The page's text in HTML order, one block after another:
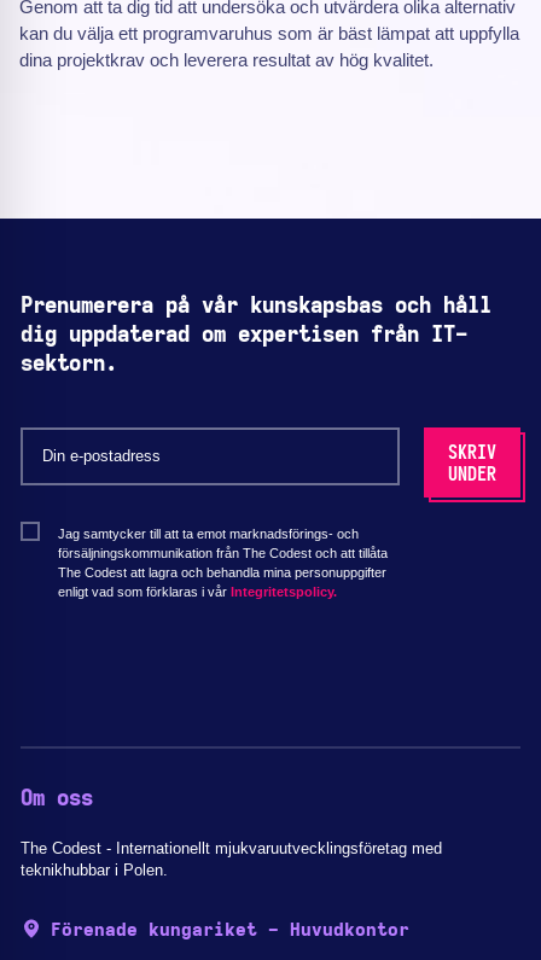
Genom att ta dig tid att undersöka och utvärdera olika alternativ
kan du välja ett programvaruhus som är bäst lämpat att uppfylla
dina projektkrav och leverera resultat av hög kvalitet.
Prenumerera på vår kunskapsbas och håll
dig uppdaterad om expertisen från IT-
sektorn.
Jag samtycker till att ta emot marknadsförings- och
försäljningskommunikation från The Codest och att tillåta
The Codest att lagra och behandla mina personuppgifter
enligt vad som förklaras i vår Integritetspolicy.
Om oss
The Codest - Internationellt mjukvaruutvecklingsföretag med
teknikhubbar i Polen.
Förenade kungariket - Huvudkontor